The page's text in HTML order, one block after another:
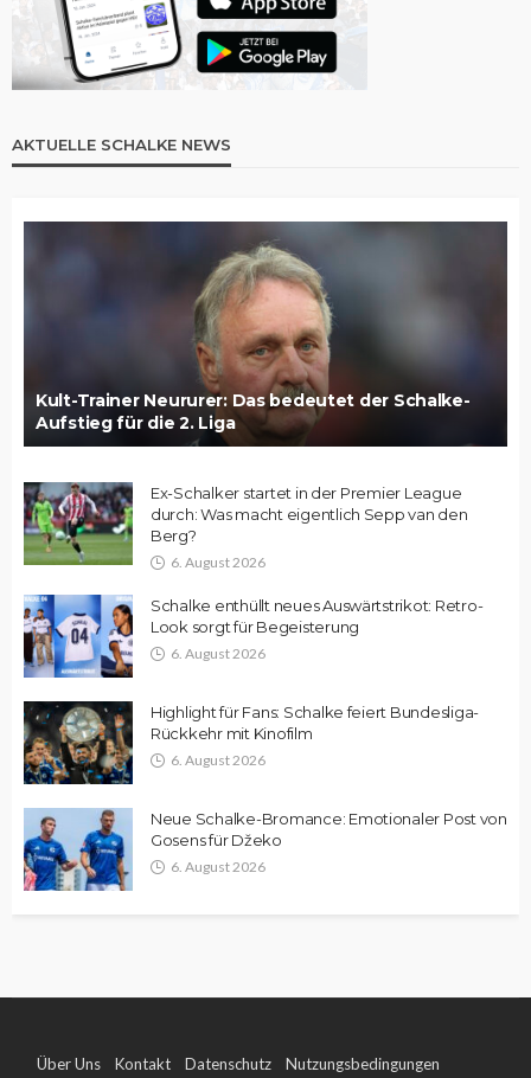
AKTUELLE SCHALKE NEWS
Kult-Trainer Neururer: Das bedeutet der Schalke-
Aufstieg für die 2. Liga
Ex-Schalker startet in der Premier League
durch: Was macht eigentlich Sepp van den
Berg?
6. August 2026
Schalke enthüllt neues Auswärtstrikot: Retro-
Look sorgt für Begeisterung
6. August 2026
Highlight für Fans: Schalke feiert Bundesliga-
Rückkehr mit Kinofilm
6. August 2026
Neue Schalke-Bromance: Emotionaler Post von
Gosens für Džeko
6. August 2026
Über Uns Kontakt Datenschutz Nutzungsbedingungen